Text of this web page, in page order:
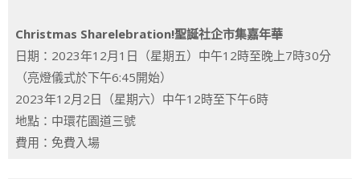
Christmas Sharelebration!聖誕社企市集嘉年華
日期：2023年12月1日（星期五）中午12時至晚上7時30分
（亮燈儀式於下午6:45開始）
2023年12月2日（星期六）中午12時至下午6時
地點：中環花園道三號
費用：免費入場